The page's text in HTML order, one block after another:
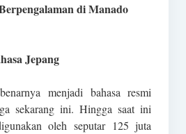
di Manado
Jepang
menjadi bahasa resmi
sekarang ini. Hingga saat ini
oleh seputar 125 juta